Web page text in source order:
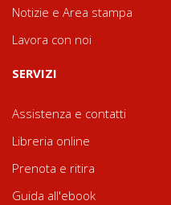
Notizie e Area stampa
Lavora con noi
SERVIZI
Assistenza e contatti
Libreria online
Prenota e ritira
Guida all'ebook